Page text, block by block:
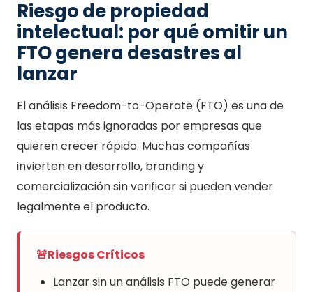
Riesgo de propiedad
intelectual: por qué omitir un
FTO genera desastres al
lanzar
El análisis Freedom-to-Operate (FTO) es una de
las etapas más ignoradas por empresas que
quieren crecer rápido. Muchas compañías
invierten en desarrollo, branding y
comercialización sin verificar si pueden vender
legalmente el producto.
🚨Riesgos Críticos
Lanzar sin un análisis FTO puede generar